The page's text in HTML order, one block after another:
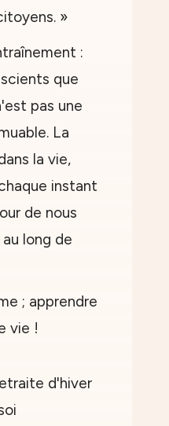
»
:
que
pas une
La
la vie,
instant
de nous
long de
; apprendre
vie !